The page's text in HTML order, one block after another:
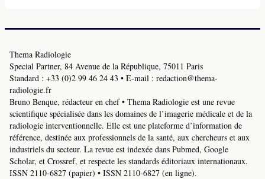
Thema Radiologie
Special Partner, 84 Avenue de la République, 75011 Paris
Standard : +33 (0)2 99 46 24 43 • E-mail : redaction@thema-
radiologie.fr
Bruno Benque, rédacteur en chef • Thema Radiologie est une revue
scientifique spécialisée dans les domaines de l’imagerie médicale et de la
radiologie interventionnelle. Elle est une plateforme d’information de
référence, destinée aux professionnels de la santé, aux chercheurs et aux
industriels du secteur. La revue est indexée dans Pubmed, Google
Scholar, et Crossref, et respecte les standards éditoriaux internationaux.
ISSN 2110-6827 (papier) • ISSN 2110-6827 (en ligne).